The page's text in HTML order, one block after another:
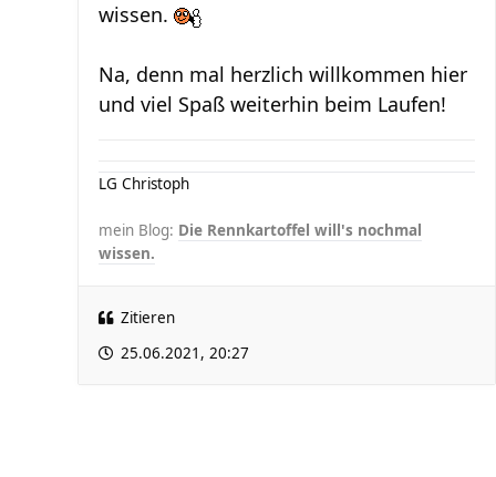
wissen.
Na, denn mal herzlich willkommen hier
und viel Spaß weiterhin beim Laufen!
LG Christoph
mein Blog: Die Rennkartoffel will's nochmal
wissen.
Zitieren
25.06.2021, 20:27